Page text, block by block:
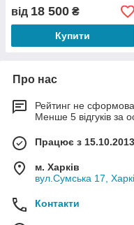
від 18 500 ₴
Купити
Про нас
Рейтинг не
Менше 5 відгуків за
Працює з 15.10.2013
м. Харків
вул.Сумська 17,
Контакти